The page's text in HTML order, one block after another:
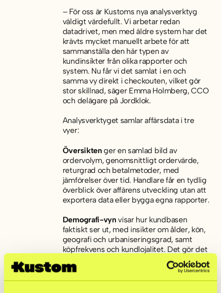
– För oss är Kustoms nya analysverktyg
väldigt värdefullt. Vi arbetar redan
datadrivet, men med äldre system har det
krävts mycket manuellt arbete för att
sammanställa den här typen av
kundinsikter från olika rapporter och
system. Nu får vi det samlat i en och
samma vy direkt i checkouten, vilket gör
stor skillnad, säger Emma Holmberg, CCO
och delägare på Jordklok.
Analysverktyget samlar affärsdata i tre
vyer:
Översiktenger en samlad bild av
ordervolym, genomsnittligt ordervärde,
returgrad och betalmetoder, med
jämförelser över tid. Handlare får en tydlig
överblick över affärens utveckling utan att
exportera data eller bygga egna rapporter.
Demografi-vynvisar hur kundbasen
faktiskt ser ut, med insikter om ålder, kön,
geografi och urbaniseringsgrad, samt
köpfrekvens och kundlojalitet. Det gör det
enklare att anpassa marknadsföring och
sortiment efter verkliga kundmönster
istället för antaganden.